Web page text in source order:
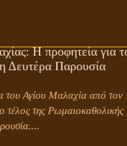
Η προφητεία για
Δευτέρα Παρουσία
του Αγίου Μαλαχία από
τέλος της Ρωμαιοκαθολικής